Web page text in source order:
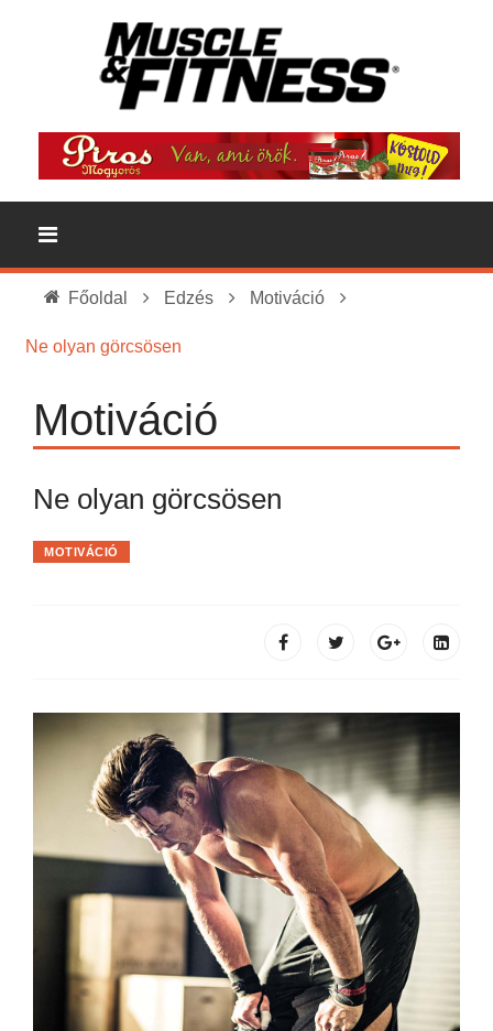
Főoldal Edzés Motiváció
Ne olyan görcsösen
Motiváció
Ne olyan görcsösen
MOTIVÁCIÓ